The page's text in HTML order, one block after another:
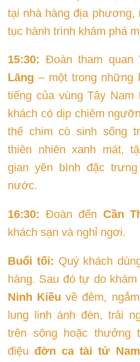
tại nhà hàng địa phương,
tục hành trình khám phá
15:30: Đoàn tham quan
Lăng – một trong những
tiếng của vùng Tây Nam
khách có dịp chiêm
thể chim cò sinh sống
thiên nhiên xanh mát,
gian yên bình đặc
nước.
16:30: Đoàn đến Cần
khách sạn và nghỉ ngơi.
Buổi tối: Quý khách
hàng. Sau đó tự do
Ninh Kiều về đêm,
lung linh ánh đèn, trải
trên sông hoặc thưởng
điệu đờn ca tài tử